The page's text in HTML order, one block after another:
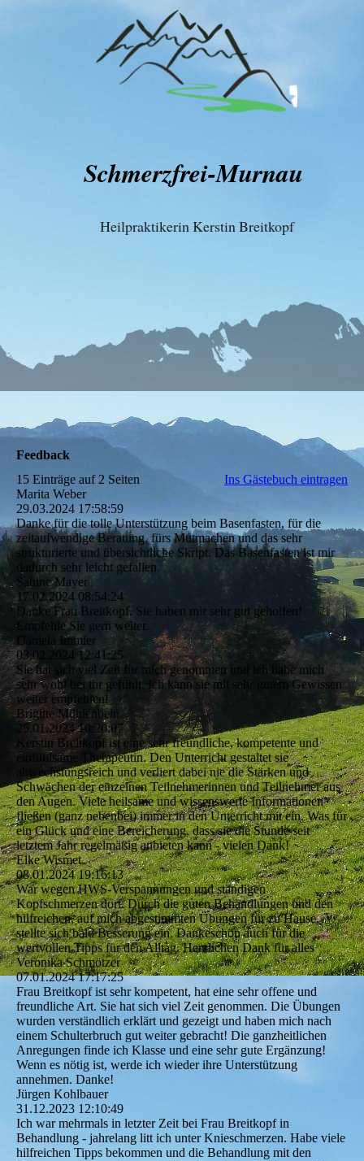
Schmerzfrei-Murnau
Heilpraktikerin Kerstin Breitkopf
Feedback
15 Einträge auf 2 Seiten
Ins Gästebuch eintragen
Marita Weber
29.03.2024 17:58:59
Danke für die tolle Unterstützung beim Basenfasten, für die
zeitaufwendige Beratung, fürs Mutmachen und das sehr
strukturierte und übersichtliche Skript. Das Basenfasten ist mir
dadurch sehr leicht gefallen.
Sabine Mayer
17.02.2024 08:54:24
Danke Frau Breitkopf. Sie haben mir sehr gut geholfen!
Empfehle Sie gern weiter.
Daniela Immler
03.02.2024 12:41:25
Sie hat sich viel Zeit für mich genommen und ich habe mich
sehr wohl bei ihr gefühlt. Ich kann sie mit sehr gutem Gewissen
weiter empfehlen!
Brigitte Mühlenbein
25.01.2024 10:20:07
Kerstin Breitkopf ist eine sehr freundliche, kompetente und
einfühlsame Therapeutin. Den Unterricht gestaltet sie
abwechslungsreich und verliert dabei nie die Stärken und
Schwächen der einzelnen Teilnehmerinnen und Teilnehmer aus
den Augen. Viele heilsame und wissenswerte Informationen
fließen (ganz nebenbei) immer in den Unterricht mit ein. Was für
ein Glück und eine Bereicherung, dass sie die Stunde seit
letztem Jahr regelmäßig anbieten kann - vielen Dank!
Elke Wismet
08.01.2024 19:16:13
War wegen HWS-Verspannungen und ständigen
Kopfschmerzen dort. Durch die guten Behandlungen und den
hilfreichen, auf mich abgestimmten Übungen für zu Hause,
stellte sich bald Besserung ein. Dankeschön auch für die
wertvollen Tipps für den Alltag. Herzlichen Dank für alles
Veronika Schmötzer
07.01.2024 17:17:25
Frau Breitkopf ist sehr kompetent, hat eine sehr offene und
freundliche Art. Sie hat sich viel Zeit genommen. Die Übungen
wurden verständlich erklärt und gezeigt und haben mich nach
einem Schulterbruch gut weiter gebracht! Die ganzheitlichen
Anregungen finde ich Klasse und eine sehr gute Ergänzung!
Wenn es nötig ist, werde ich wieder ihre Unterstützung
annehmen. Danke!
Jürgen Kohlbauer
31.12.2023 12:10:49
Ich war mehrmals in letzter Zeit bei Frau Breitkopf in
Behandlung - jahrelang litt ich unter Knieschmerzen. Habe viele
hilfreichen Tipps bekommen und die Behandlung mit den